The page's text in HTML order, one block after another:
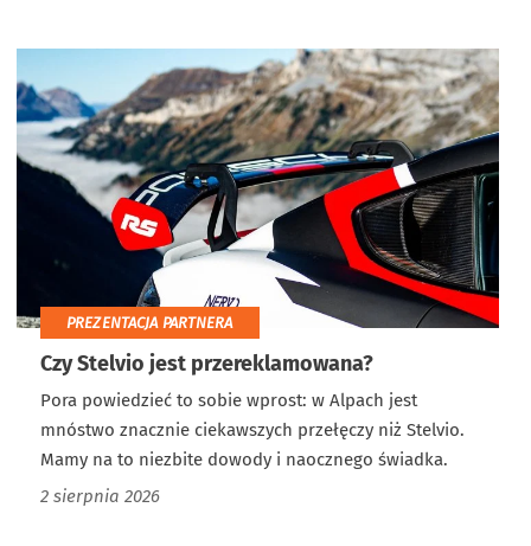
PREZENTACJA PARTNERA
Czy Stelvio jest przereklamowana?
Pora powiedzieć to sobie wprost: w Alpach jest
mnóstwo znacznie ciekawszych przełęczy niż Stelvio.
Mamy na to niezbite dowody i naocznego świadka.
2 sierpnia 2026